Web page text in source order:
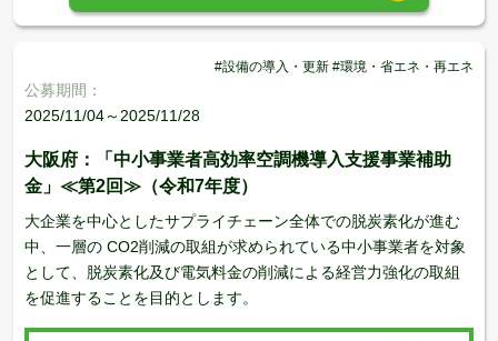
#設備の導入・更新 #環境・省エネ・再エネ
公募期間：
2025/11/04～2025/11/28
大阪府：「中小事業者高効率空調機導入支援事業補助
金」≪第2回≫（令和7年度）
大企業を中心としたサプライチェーン全体での脱炭素化が進む
中、一層の CO2削減の取組が求められている中小事業者を対象
として、脱炭素化及び電気料金の削減による経営力強化の取組
を促進することを目的とします。